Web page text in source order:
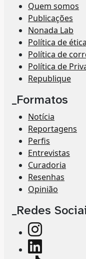
Quem somos
Publicações
Nonada Lab
Política de ética
Política de
Política de
Republique
_Formatos
Notícia
Reportagens
Perfis
Entrevistas
Curadoria
Resenhas
Opinião
_Redes